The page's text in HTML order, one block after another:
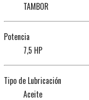
TAMBOR
Potencia
7,5 HP
Tipo de Lubricación
Aceite